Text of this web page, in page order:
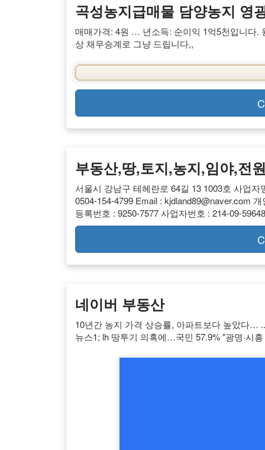
곡성농지급매물 담양농지
매매가격: 4원 … 년소득: 순이익 1억5천입니다.
상 채무승계로 그냥 드립니다,,
부동산,땅,토지,농지,임야,전
서울시 강남구 테헤란로 64길 13 1003호 사업자
0504-154-4799 Email : kjdland89@naver.com 개
등록번호 : 9250-7577 사업자번호 : 214-09-59648
네이버 부동산
10년간 농지 가격 상승률, 아파트보다 높았다…
뉴스1; lh 땅투기 의혹에…국민 57.9% "광명·시